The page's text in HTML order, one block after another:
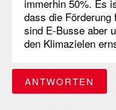
immerhin 50%. Es
dass die
sind E-Busse aber
den Klimazielen
ANTWORTEN